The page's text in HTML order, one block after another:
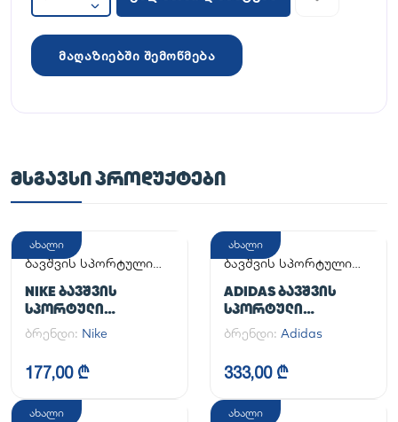
მაღაზიებში შემოწმება
ᲛᲡᲒᲐᲕᲡᲘ ᲞᲠᲝᲓᲣᲥᲢᲔᲑᲘ
ახალი
ბავშვის სპორტული
NIKE ᲑᲐᲕᲨᲕᲘᲡ
ᲡᲞᲝᲠᲢᲣᲚᲘ
ᲤᲔᲮᲡᲐᲪᲛᲔᲚᲘ
ბრენდი: Nike
177,00 ₾
ახალი
ბავშვის სპორტული
ADIDAS ᲑᲐᲕᲨᲕᲘᲡ
ᲡᲞᲝᲠᲢᲣᲚᲘ
ᲤᲔᲮᲡᲐᲪᲛᲔᲚᲘ
SUPERSTAR II J
ბრენდი: Adidas
333,00 ₾
ახალი ახალი